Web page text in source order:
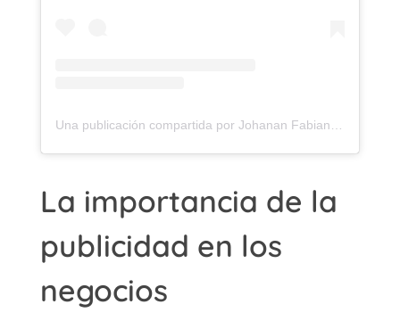
La importancia de la
publicidad en los
negocios